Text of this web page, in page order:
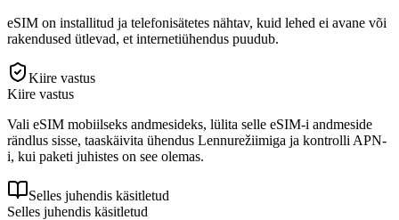
eSIM on installitud ja telefonisätetes nähtav, kuid lehed ei avane või
rakendused ütlevad, et internetiühendus puudub.
Kiire vastus
Kiire vastus
Vali eSIM mobiilseks andmesideks, lülita selle eSIM-i andmeside
rändlus sisse, taaskäivita ühendus Lennurežiimiga ja kontrolli APN-
i, kui paketi juhistes on see olemas.
Selles juhendis käsitletud
Selles juhendis käsitletud